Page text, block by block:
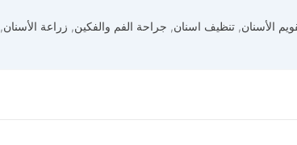
الأسنان, تنظيف اسنان, جراحة الفم والفكين, زراعة الأسنان,